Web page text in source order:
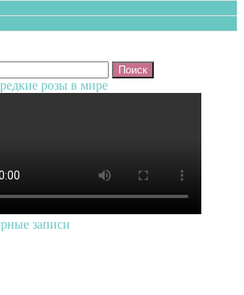
розы в мире
записи